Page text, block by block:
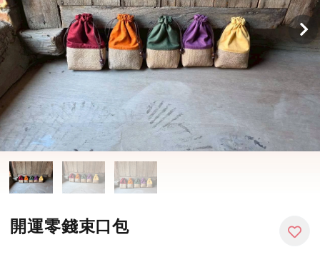
開運零錢束口包